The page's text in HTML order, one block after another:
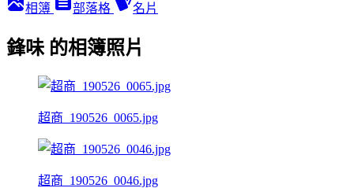
相簿 部落格 名片
鋒味 的相簿照片
超商_190526_0065.jpg
超商_190526_0046.jpg